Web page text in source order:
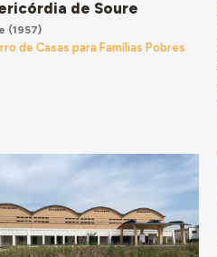
de Soure
(1957)
de Casas para Famílias Pobres